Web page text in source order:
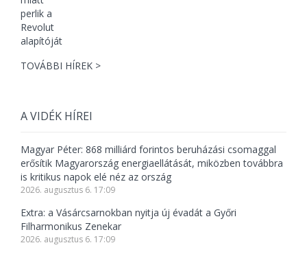
TOVÁBBI HÍREK >
A VIDÉK HÍREI
Magyar Péter: 868 milliárd forintos beruházási csomaggal
erősítik Magyarország energiaellátását, miközben továbbra
is kritikus napok elé néz az ország
2026. augusztus 6. 17:09
Extra: a Vásárcsarnokban nyitja új évadát a Győri
Filharmonikus Zenekar
2026. augusztus 6. 17:09